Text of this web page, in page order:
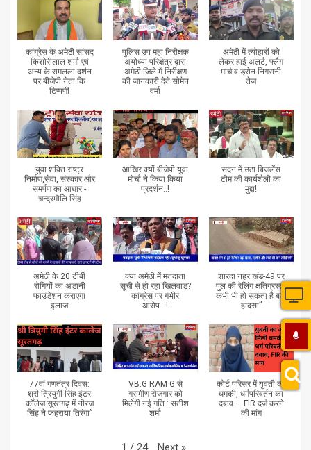
कांग्रेस के अमेठी सांसद
किशोरीलाल शर्मा एवं
अन्य के रामलला दर्शन
पर बीजेपी नेता कि
टिप्पणी
पुलिस उप महा निरीक्षक
अयोध्या परिक्षेत्र द्वारा
अमेठी जिले में निरीक्षण
की जानकारी देते सोमेन
वर्मा
अमेठी में त्योहारों को
लेकर हाई अलर्ट, फ्लैग
मार्च व ड्रोन निगरानी
तेज
युवा शक्ति राष्ट्र
निर्माण,सेवा, संस्कार और
समर्पण का आधार -
चन्द्रमौलि सिंह
आखिर क्यों बीजेपी युवा
मोर्चा ने किया किया
प्रदर्शन..!
सदन में उठा बिजलेंस
टीम की कार्यशैली का
मुद्दा!
अमेठी के 20 टीबी
रोगियों का अडानी
फाउंडेशन कराएगा
इलाज
क्या अमेठी में मतदाता
सूची से हो रहा खिलवाड़?
कांग्रेस पर गंभीर
आरोप...!
शारदा नहर खंड-49 पर
पुल की रेलिंग क्षतिग्रस्त,
कभी भी हो सकता है बड़ा
हादसा”
77वां गणतंत्र दिवस:
श्री त्रियुगी सिंह इंटर
कॉलेज सूरतगढ़ में नीरज
सिंह ने फहराया तिरंगा”
VB.G RAM G से
ग्रामीण रोजगार को
मिलेगी नई गति : सतीश
शर्मा
कोर्ट परिसर में युवती को
धमकी, धर्मपरिवर्तन का
दबाव — FIR दर्ज करने
की मांग
1 / 24 Next »